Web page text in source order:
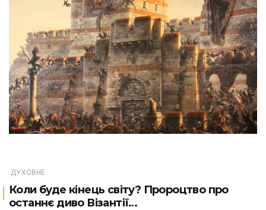
ДУХОВНЕ
Коли буде кінець світу? Пророцтво про
останнє диво Візантії…